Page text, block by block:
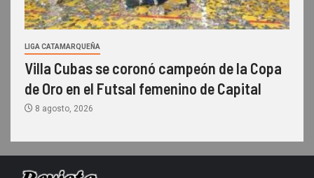
LIGA CATAMARQUEÑA
Villa Cubas se coronó campeón de la Copa
de Oro en el Futsal femenino de Capital
8 agosto, 2026